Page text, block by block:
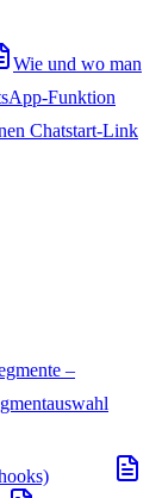
Wie und wo man
Funktion
Chatstart-Link
–